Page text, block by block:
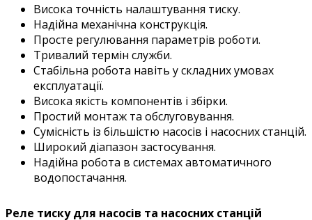
Висока точність налаштування тиску.
Надійна механічна конструкція.
Просте регулювання параметрів роботи.
Тривалий термін служби.
Стабільна робота навіть у складних умовах
експлуатації.
Висока якість компонентів і збірки.
Простий монтаж та обслуговування.
Сумісність із більшістю насосів і насосних станцій.
Широкий діапазон застосування.
Надійна робота в системах автоматичного
водопостачання.
Реле тиску для насосів та насосних станцій